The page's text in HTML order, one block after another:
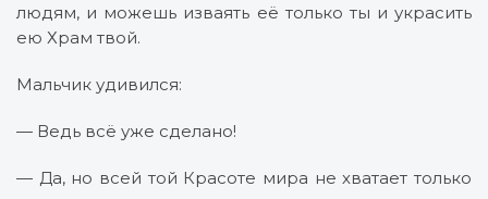
людям, и можешь изваять её только ты и украсить
ею Храм твой.
Мальчик удивился:
— Ведь всё уже сделано!
— Да, но всей той Красоте мира не хватает только